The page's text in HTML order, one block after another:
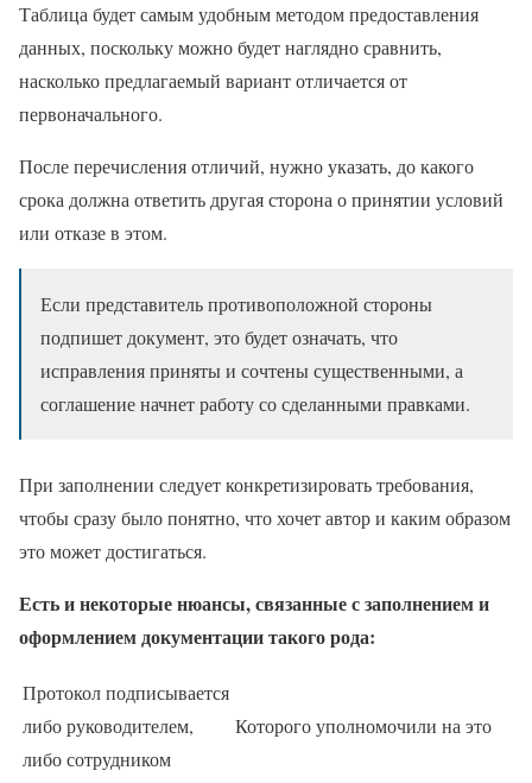
Таблица будет самым удобным методом предоставления
данных, поскольку можно будет наглядно сравнить,
насколько предлагаемый вариант отличается от
первоначального.
После перечисления отличий, нужно указать, до какого
срока должна ответить другая сторона о принятии условий
или отказе в этом.
Если представитель противоположной стороны
подпишет документ, это будет означать, что
исправления приняты и сочтены существенными, а
соглашение начнет работу со сделанными правками.
При заполнении следует конкретизировать требования,
чтобы сразу было понятно, что хочет автор и каким образом
это может достигаться.
Есть и некоторые нюансы, связанные с заполнением и
оформлением документации такого рода:
Протокол подписывается
либо руководителем,
либо сотрудником
Которого уполномочили на это